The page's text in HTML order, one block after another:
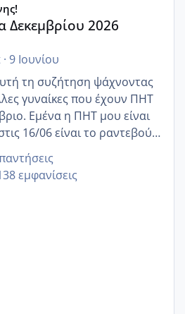
Δεκεμβρίου 2026
· 9 Ιουνίου
τη συζήτηση ψάχνοντας
γυναίκες που έχουν ΠΗΤ
Εμένα η ΠΗΤ μου είναι
16/06 είναι το ραντεβού
διαφάνειας. Έχω αρκετό
μέρες δεν φαίνεται να
τίποτα.
εμφανίσεις